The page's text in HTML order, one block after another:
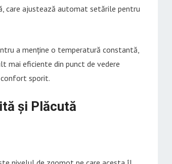
care ajustează automat setările pentru
a menține o temperatură constantă,
mai eficiente din punct de vedere
sporit.
și Plăcută